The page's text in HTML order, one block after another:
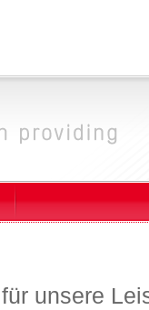
unsere